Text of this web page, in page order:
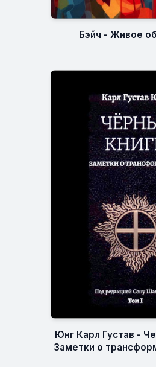
Бэйч - Живое
Юнг Карл Густав -
Заметки о